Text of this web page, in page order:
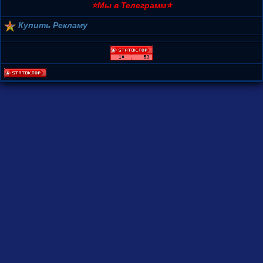
⭐Мы в Телеграмм⭐
Купить Рекламу